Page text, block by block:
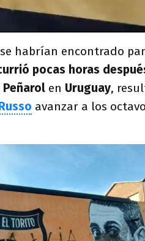
habrían encontrado
pocas horas
en Uruguay,
avanzar a los